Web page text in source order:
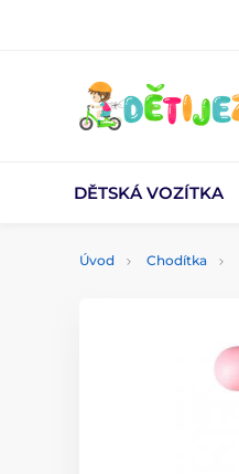
DĚTSKÁ VOZÍTKA
Úvod Chodítka